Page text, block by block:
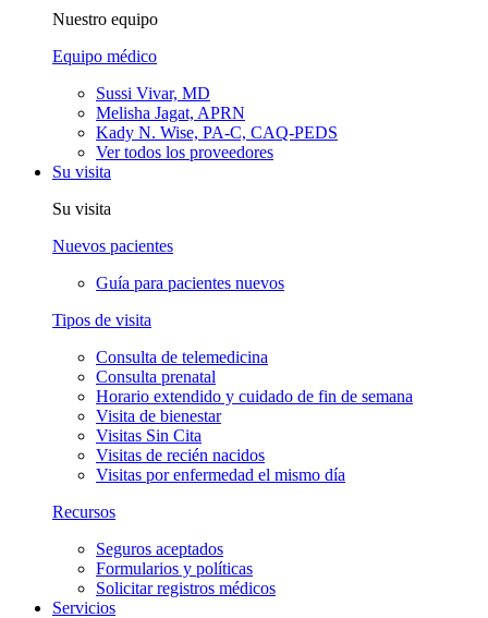
Nuestro equipo
Equipo médico
Sussi Vivar, MD
Melisha Jagat, APRN
Kady N. Wise, PA-C, CAQ-PEDS
Ver todos los proveedores
Su visita
Su visita
Nuevos pacientes
Guía para pacientes nuevos
Tipos de visita
Consulta de telemedicina
Consulta prenatal
Horario extendido y cuidado de fin de semana
Visita de bienestar
Visitas Sin Cita
Visitas de recién nacidos
Visitas por enfermedad el mismo día
Recursos
Seguros aceptados
Formularios y políticas
Solicitar registros médicos
Servicios